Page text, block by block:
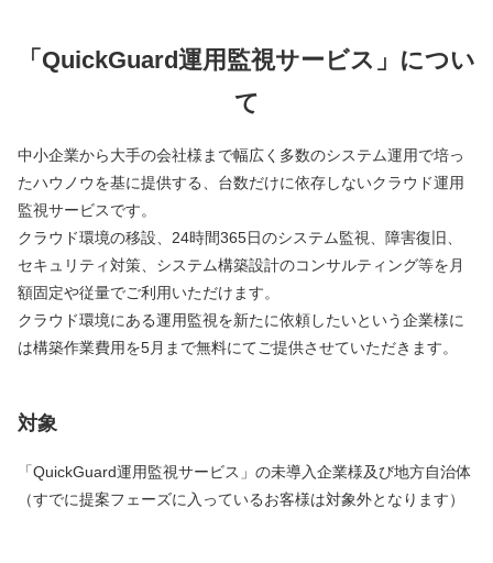
「QuickGuard運用監視サービス」につい
て
中小企業から大手の会社様まで幅広く多数のシステム運用で培っ
たハウノウを基に提供する、台数だけに依存しないクラウド運用
監視サービスです。
クラウド環境の移設、24時間365日のシステム監視、障害復旧、
セキュリティ対策、システム構築設計のコンサルティング等を月
額固定や従量でご利用いただけます。
クラウド環境にある運用監視を新たに依頼したいという企業様に
は構築作業費用を5月まで無料にてご提供させていただきます。
対象
「QuickGuard運用監視サービス」の未導入企業様及び地方自治体
（すでに提案フェーズに入っているお客様は対象外となります）